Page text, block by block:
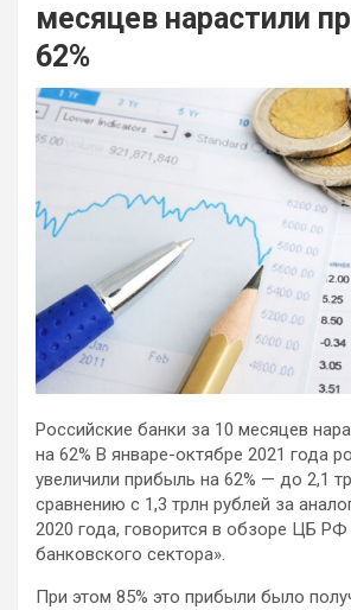
месяцев нарастили
62%
Российские банки за 10 месяцев
на 62% В январе-октябре 2021 года
увеличили прибыль на 62% — до 2,1
сравнению с 1,3 трлн рублей за
2020 года, говорится в обзоре ЦБ РФ
банковского сектора».
При этом 85% это прибыли было